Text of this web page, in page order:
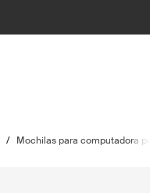
/ Mochilas para computadora